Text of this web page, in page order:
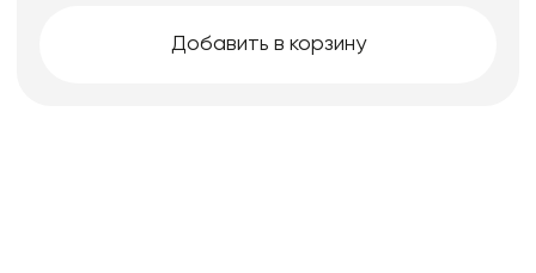
Добавить в корзину